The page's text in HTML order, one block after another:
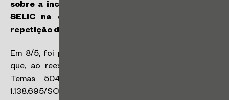
sobre a incidência de IRPJ e CSLL sobre a taxa
SELIC na devolução de depósitos judiciais e
repetição de indébito tributário
Em 8/5, foi publicado o acórdão proferido pelo STJ
que, ao reexaminar as teses fixadas no âmbito dos
Temas 504 e 505/STJ, nos autos do REsp
1.138.695/SC, considerou o resultado do julgamento do